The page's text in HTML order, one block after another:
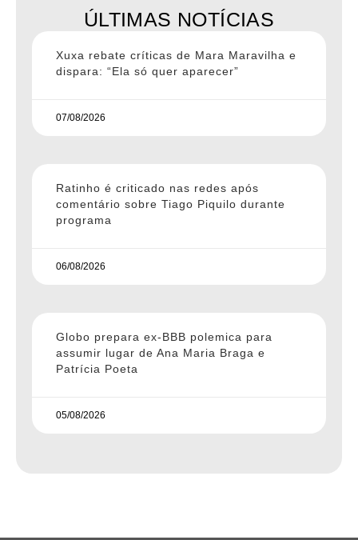
ÚLTIMAS NOTÍCIAS
Xuxa rebate críticas de Mara Maravilha e
dispara: “Ela só quer aparecer”
07/08/2026
Ratinho é criticado nas redes após
comentário sobre Tiago Piquilo durante
programa
06/08/2026
Globo prepara ex-BBB polemica para
assumir lugar de Ana Maria Braga e
Patrícia Poeta
05/08/2026